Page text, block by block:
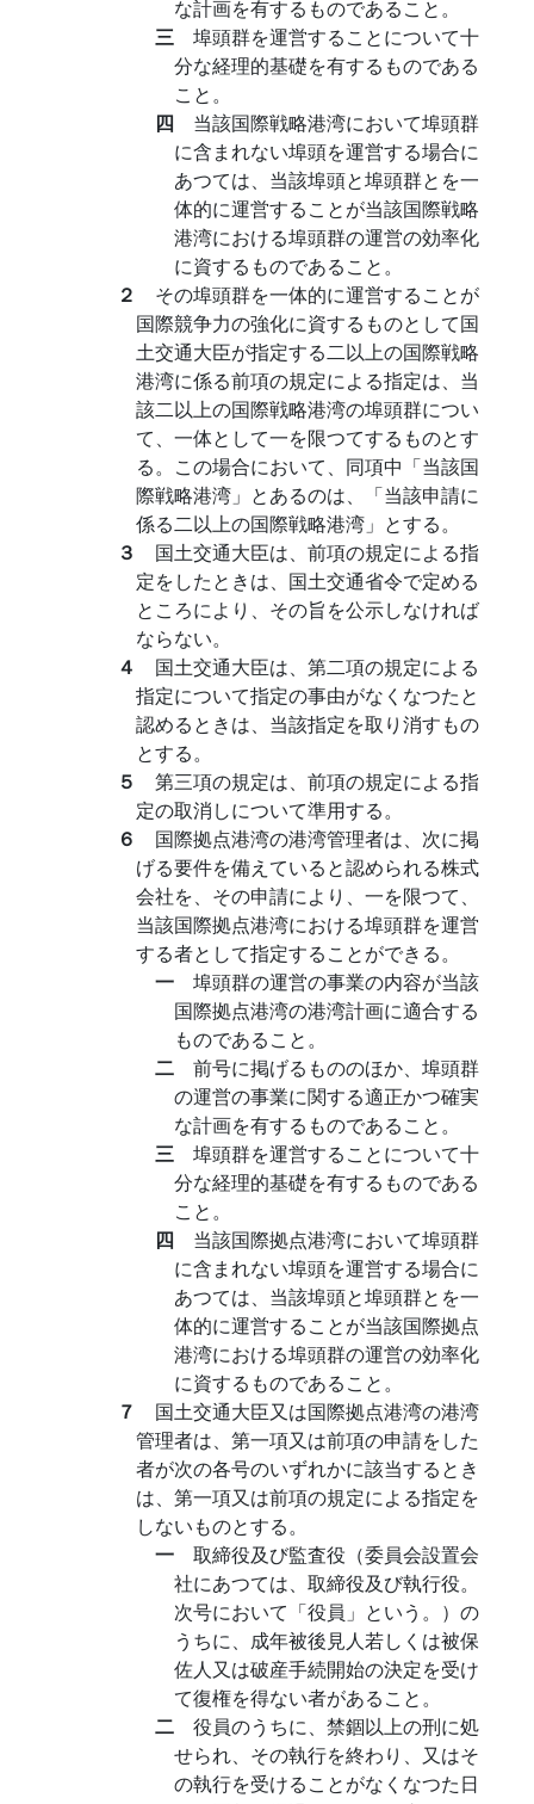
な計画を有するものであること。
三 埠頭群を運営することについて十
分な経理的基礎を有するものである
こと。
四 当該国際戦略港湾において埠頭群
に含まれない埠頭を運営する場合に
あつては、当該埠頭と埠頭群とを一
体的に運営することが当該国際戦略
港湾における埠頭群の運営の効率化
に資するものであること。
２ その埠頭群を一体的に運営することが
国際競争力の強化に資するものとして国
土交通大臣が指定する二以上の国際戦略
港湾に係る前項の規定による指定は、当
該二以上の国際戦略港湾の埠頭群につい
て、一体として一を限つてするものとす
る。この場合において、同項中「当該国
際戦略港湾」とあるのは、「当該申請に
係る二以上の国際戦略港湾」とする。
３ 国土交通大臣は、前項の規定による指
定をしたときは、国土交通省令で定める
ところにより、その旨を公示しなければ
ならない。
４ 国土交通大臣は、第二項の規定による
指定について指定の事由がなくなつたと
認めるときは、当該指定を取り消すもの
とする。
５ 第三項の規定は、前項の規定による指
定の取消しについて準用する。
６ 国際拠点港湾の港湾管理者は、次に掲
げる要件を備えていると認められる株式
会社を、その申請により、一を限つて、
当該国際拠点港湾における埠頭群を運営
する者として指定することができる。
一 埠頭群の運営の事業の内容が当該
国際拠点港湾の港湾計画に適合する
ものであること。
二 前号に掲げるもののほか、埠頭群
の運営の事業に関する適正かつ確実
な計画を有するものであること。
三 埠頭群を運営することについて十
分な経理的基礎を有するものである
こと。
四 当該国際拠点港湾において埠頭群
に含まれない埠頭を運営する場合に
あつては、当該埠頭と埠頭群とを一
体的に運営することが当該国際拠点
港湾における埠頭群の運営の効率化
に資するものであること。
７ 国土交通大臣又は国際拠点港湾の港湾
管理者は、第一項又は前項の申請をした
者が次の各号のいずれかに該当するとき
は、第一項又は前項の規定による指定を
しないものとする。
一 取締役及び監査役（委員会設置会
社にあつては、取締役及び執行役。
次号において「役員」という。）の
うちに、成年被後見人若しくは被保
佐人又は破産手続開始の決定を受け
て復権を得ない者があること。
二 役員のうちに、禁錮以上の刑に処
せられ、その執行を終わり、又はそ
の執行を受けることがなくなつた日